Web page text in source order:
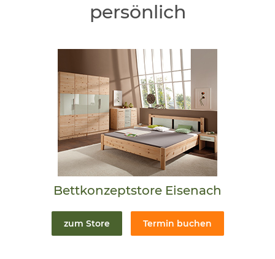
persönlich
Bettkonzeptstore Eisenach
zum Store Termin buchen